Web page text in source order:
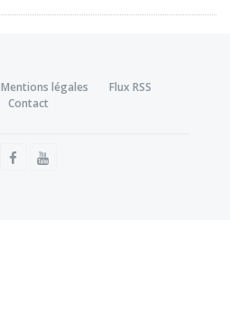
Mentions légales
Flux RSS
Contact